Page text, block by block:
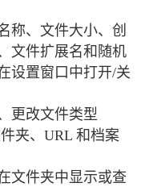
称、文件大小、创
文件扩展名和随机
设置窗口中打开/关
更改文件类型
夹、URL 和档案
文件夹中显示或查